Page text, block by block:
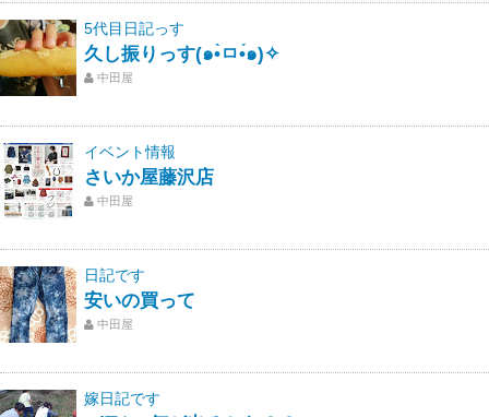
5代目日記っす
久し振りっす(๑•̀ㅁ•́๑)✧
中田屋
イベント情報
さいか屋藤沢店
中田屋
日記です
安いの買って
中田屋
嫁日記です